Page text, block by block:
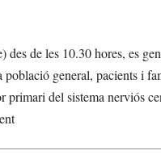
de les 10.30 hores, es
població general, pacients i
del sistema nerviós